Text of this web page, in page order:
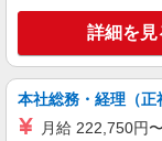
キープ
派遣社員
詳細を見
本社総務・経理（
月給 222,750円